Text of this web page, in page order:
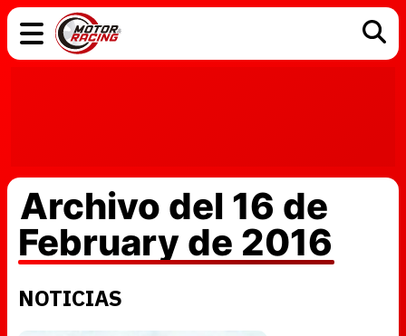
Archivo del 16 de
February de 2016
NOTICIAS